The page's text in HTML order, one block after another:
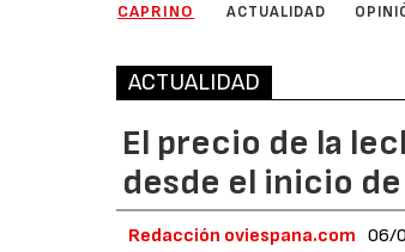
CAPRINO ACTUALIDAD
ACTUALIDAD
El precio de la
desde el inicio
Redacción oviespana.com 06/